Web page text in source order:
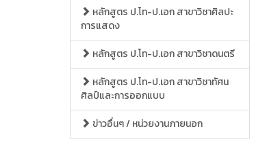
หลักสูตร ป.โท-ป.เอก สาขาวิชาศิลปะ
การแสดง
หลักสูตร ป.โท-ป.เอก สาขาวิชาดนตรี
หลักสูตร ป.โท-ป.เอก สาขาวิชาทัศน
ศิลป์และการออกแบบ
ข่าวอื่นๆ / หน่วยงานภายนอก